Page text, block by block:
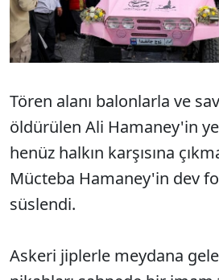
Tören alanı balonlarla ve
öldürülen Ali Hamaney'in
henüz halkın karşısına
Mücteba Hamaney'in dev
süslendi.
Askeri jiplerle meydana